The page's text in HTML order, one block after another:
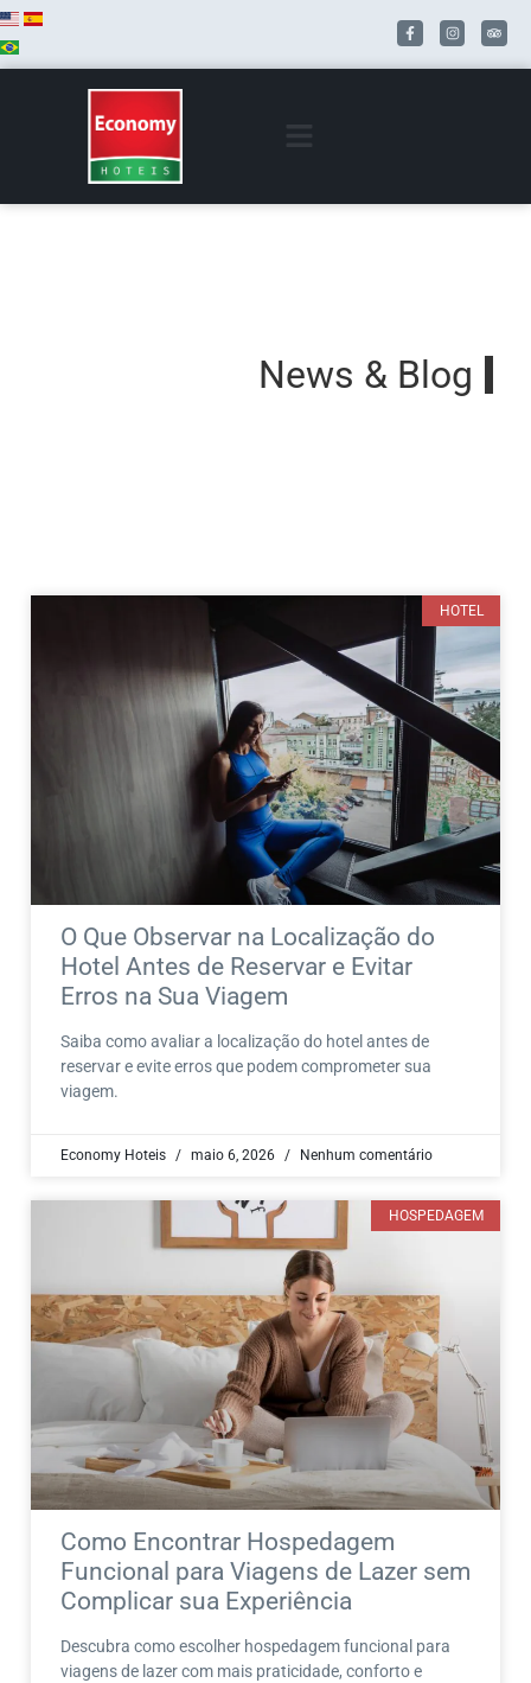
News & Blog
HOTEL
O Que Observar na Localização do
Hotel Antes de Reservar e Evitar
Erros na Sua Viagem
Saiba como avaliar a localização do hotel antes de
reservar e evite erros que podem comprometer sua
viagem.
Economy Hoteis maio 6, 2026 Nenhum comentário
HOSPEDAGEM
Como Encontrar Hospedagem
Funcional para Viagens de Lazer sem
Complicar sua Experiência
Descubra como escolher hospedagem funcional para
viagens de lazer com mais praticidade, conforto e